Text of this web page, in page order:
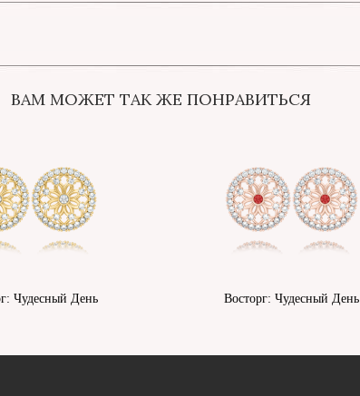
ВАМ МОЖЕТ ТАК ЖЕ ПОНРАВИТЬСЯ
Чудесный День Восторг: Чудесный День